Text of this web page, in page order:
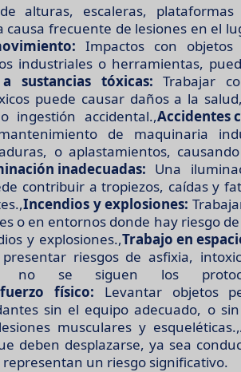
alturas, escaleras,
causa frecuente de lesiones en el
Impactos con
industriales o herramientas,
sustancias tóxicas: Trabajar
puede causar daños a la
ingestión accidental.,Accidentes
de maquinaria
o aplastamientos,
inadecuadas: Una
contribuir a tropiezos, caídas y
Incendios y explosiones:
o en entornos donde hay riesgo
y explosiones.,Trabajo en
riesgos de asfixia,
no se siguen los
físico: Levantar objetos
sin el equipo adecuado, o
musculares y esqueléticas.,
deben desplazarse, ya sea
un riesgo significativo.